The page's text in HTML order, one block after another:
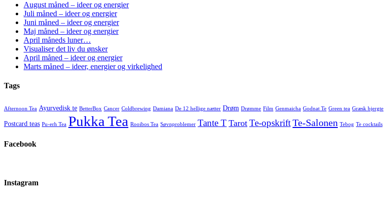
August måned – ideer og energier
Juli måned – ideer og energier
Juni måned – ideer og energier
Maj måned – ideer og energier
April måneds luner…
Visualiser det liv du ønsker
April måned – ideer og energier
Marts måned – ideer, energier og virkelighed
Tags
Afternoon Tea Ayurvedisk te BetterBox Cancer Coldbrewing Damiana De 12 hellige nætter Drøm Drømme Film Genmaicha Godnat Te Green tea Græsk bjergte
Postcard teas Pu-erh Tea Pukka Tea Rooibos Tea Søvnproblemer Tante T Tarot Te-opskriftTe-Salonen Tebog Te cocktails
Facebook
Instagram